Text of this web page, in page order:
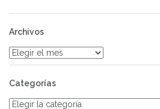
Archivos
Archivos
Categorías
Categorías